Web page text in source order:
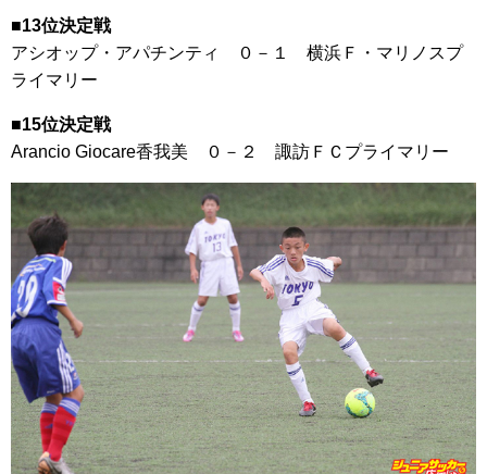
■13位決定戦
アシオップ・アパチンティ ０－１ 横浜Ｆ・マリノスプ
ライマリー
■15位決定戦
Arancio Giocare香我美 ０－２ 諏訪ＦＣプライマリー